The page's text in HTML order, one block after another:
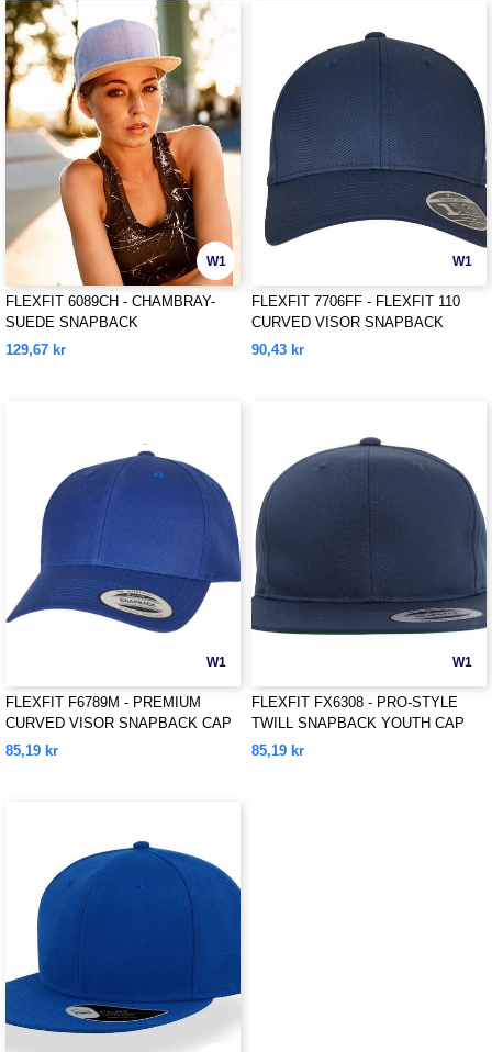
W1
FLEXFIT 6089CH - CHAMBRAY-
SUEDE SNAPBACK
129,67 kr
W1
FLEXFIT 7706FF - FLEXFIT 110
CURVED VISOR SNAPBACK
90,43 kr
W1
FLEXFIT F6789M - PREMIUM
CURVED VISOR SNAPBACK CAP
85,19 kr
W1
FLEXFIT FX6308 - PRO-STYLE
TWILL SNAPBACK YOUTH CAP
85,19 kr